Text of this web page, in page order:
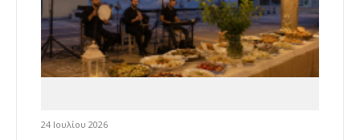
24 Ιουλίου 2026